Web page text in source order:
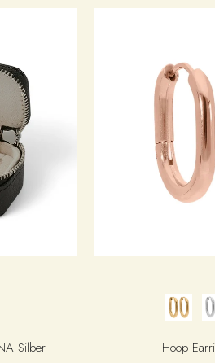
Silber Hoop